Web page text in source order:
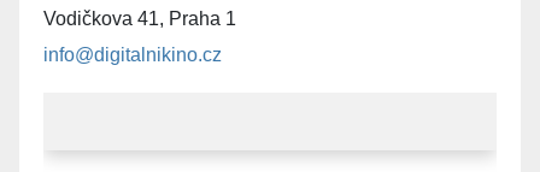
Vodičkova 41, Praha 1
info@digitalnikino.cz